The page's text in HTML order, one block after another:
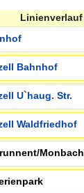
Linienverlauf
Bahnhof
U`haug. Str.
Waldfriedhof